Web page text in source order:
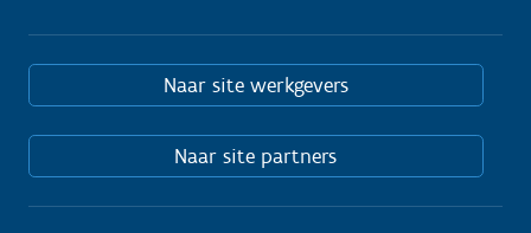
Naar site werkgevers
Naar site partners